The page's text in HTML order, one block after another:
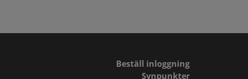
Beställ inloggning
Synpunkter